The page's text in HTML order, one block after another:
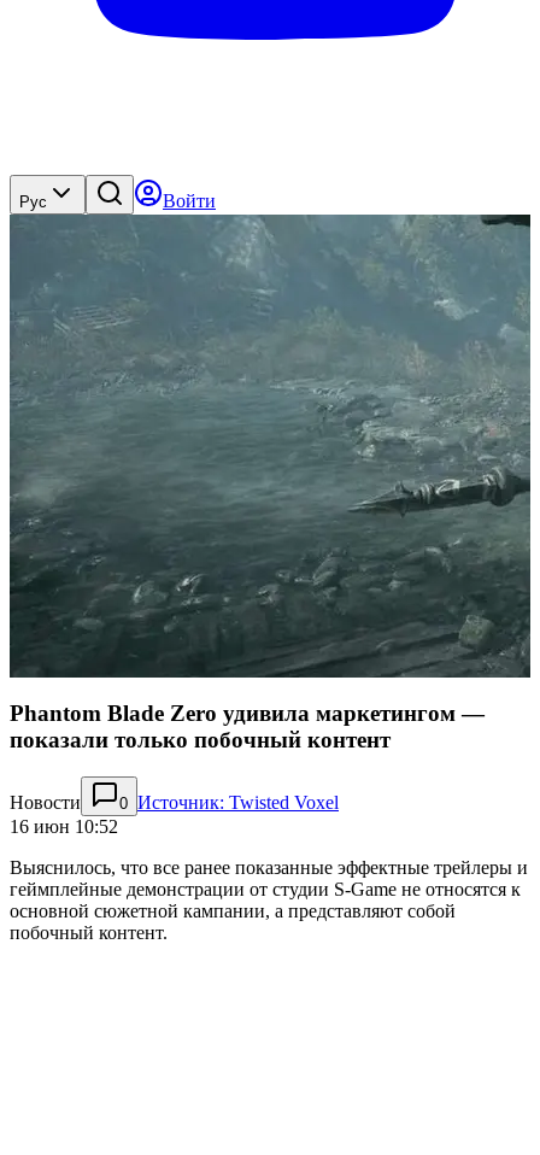
Рус Войти
Phantom Blade Zero удивила маркетингом —
показали только побочный контент
Новости 0 Источник: Twisted Voxel
16 июн 10:52
Выяснилось, что все ранее показанные эффектные трейлеры и
геймплейные демонстрации от студии S-Game не относятся к
основной сюжетной кампании, а представляют собой
побочный контент.